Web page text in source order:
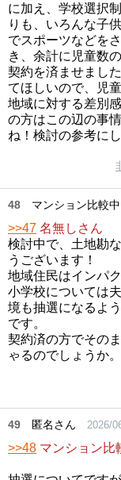
に加え、学校選択
りも、いろんな子
でスポーツなどを
き、余計に児童数
契約を済ませまし
てほしいので、児
地域に対する差別
の方はこの辺の事
ね！検討の参考に
48 マンション比較
>>47 名無しさん
検討中で、土地勘
うございます！
地域住民はインパ
小学校については
境も抽選になるよ
です。
契約済の方でその
ゃるのでしょうか。
49 匿名さん 2026/
>>48 マンション比